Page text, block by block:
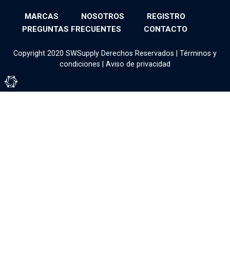
MARCAS NOSOTROS
REGISTRO
PREGUNTAS FRECUENTES
CONTACTO
Copyright 2020 SWSupply Derechos Reservados | Términos y
condiciones
Aviso de privacidad